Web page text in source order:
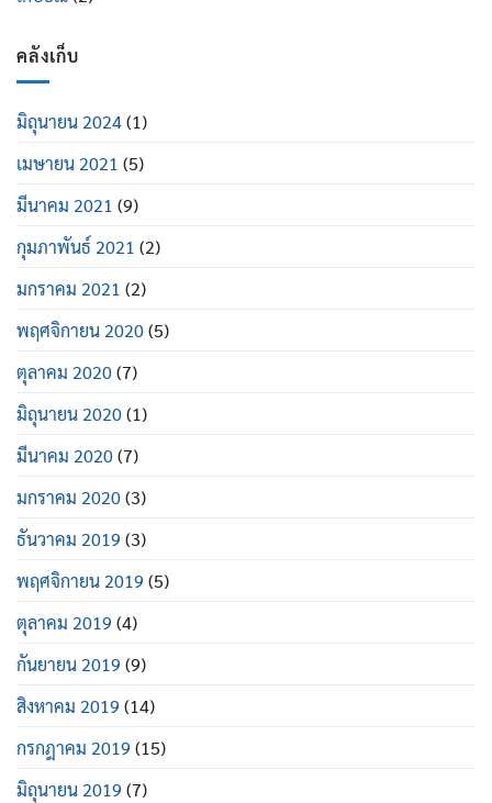
คลังเก็บ
มิถุนายน 2024(1)
เมษายน 2021 (5)
มีนาคม 2021 (9)
กุมภาพันธ์ 2021 (2)
มกราคม 2021 (2)
พฤศจิกายน 2020(5)
ตุลาคม 2020(7)
มิถุนายน 2020(1)
มีนาคม 2020(7)
มกราคม 2020(3)
ธันวาคม 2019 (3)
พฤศจิกายน 2019 (5)
ตุลาคม 2019 (4)
กันยายน 2019 (9)
สิงหาคม 2019 (14)
กรกฎาคม 2019 (15)
มิถุนายน 2019 (7)